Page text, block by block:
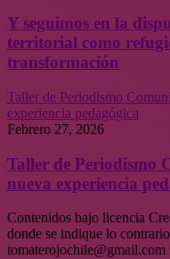
Y seguimos en la
territorial como
transformación
Taller de Periodismo
experiencia pedagógica
Febrero 27, 2026
Taller de Periodismo
nueva experiencia
Contenidos bajo licencia
donde se indique lo
tomaterojochile@gmail.com